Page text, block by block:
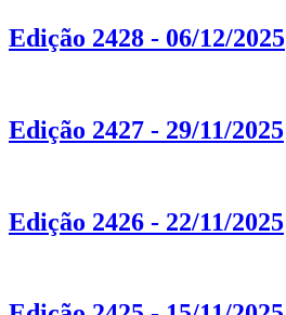
Edição 2428 - 06/12/2025
Edição 2427 - 29/11/2025
Edição 2426 - 22/11/2025